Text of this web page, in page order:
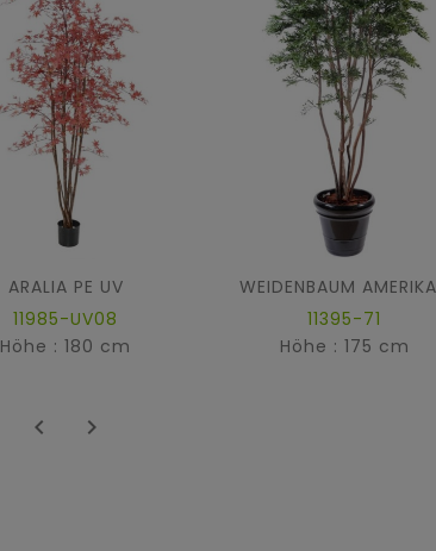
ARALIA PE UV
11985-UV08
Höhe : 180 cm
11395-71
Höhe : 175 cm
 